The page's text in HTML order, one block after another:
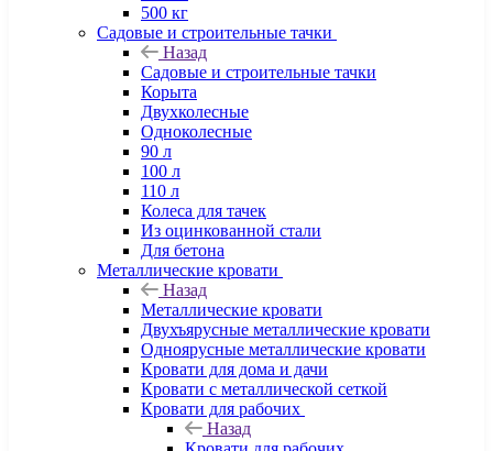
500 кг
Садовые и строительные тачки
Назад
Садовые и строительные тачки
Корыта
Двухколесные
Одноколесные
90 л
100 л
110 л
Колеса для тачек
Из оцинкованной стали
Для бетона
Металлические кровати
Назад
Металлические кровати
Двухъярусные металлические кровати
Одноярусные металлические кровати
Кровати для дома и дачи
Кровати с металлической сеткой
Кровати для рабочих
Назад